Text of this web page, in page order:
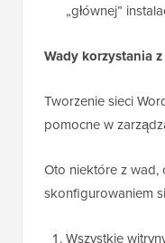
„głównej”
Wady korzystania
Tworzenie sieci
pomocne w
Oto niektóre z wad,
skonfigurowaniem
Wszystkie